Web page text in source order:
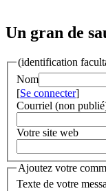
Un gran de
(identification
Nom
[Se connecter]
Courriel (non
Votre site web
Ajoutez votre
Texte de votre